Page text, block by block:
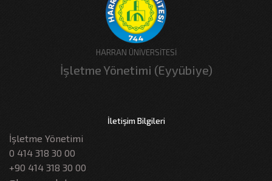
HARRAN ÜNİVERSİTESİ
İşletme Yönetimi (Eyyübiye)
İletişim Bilgileri
İşletme Yönetimi
0 414 318 30 00
+90 414 318 30 00